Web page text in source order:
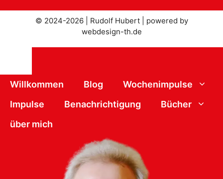
© 2024-2026 | Rudolf Hubert | powered by
webdesign-th.de
Schließen
Willkommen Blog
Wochenimpulse
Impulse
Benachrichtigung
Bücher
über mich